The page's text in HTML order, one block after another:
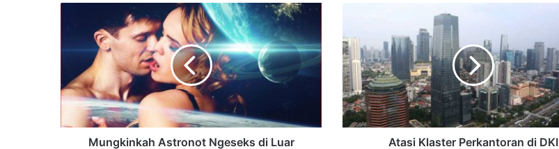
Mungkinkah Astronot Ngeseks di Luar Atasi Klaster Perkantoran di DKI